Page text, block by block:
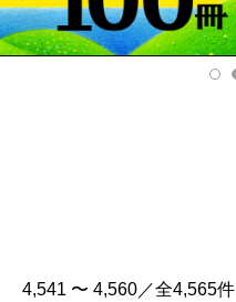
Pre
v
4,541 〜 4,560／全4,565件